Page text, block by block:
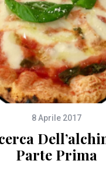
8 Aprile 2017
Parte Prima